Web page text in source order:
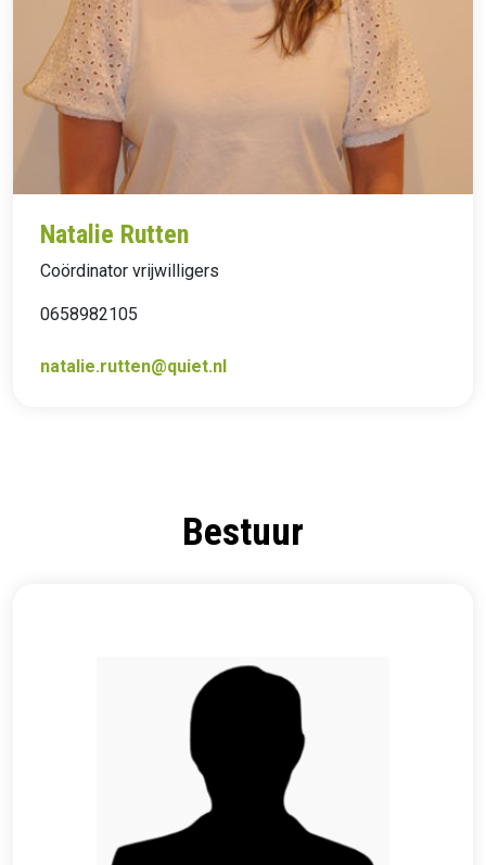
Natalie Rutten
Coördinator vrijwilligers
0658982105
natalie.rutten@quiet.nl
Bestuur